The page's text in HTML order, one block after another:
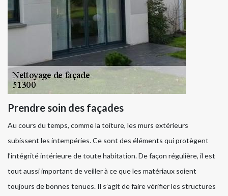
Prendre soin des façades
Au cours du temps, comme la toiture, les murs extérieurs
subissent les intempéries. Ce sont des éléments qui protègent
l’intégrité intérieure de toute habitation. De façon régulière, il est
tout aussi important de veiller à ce que les matériaux soient
toujours de bonnes tenues. Il s’agit de faire vérifier les structures